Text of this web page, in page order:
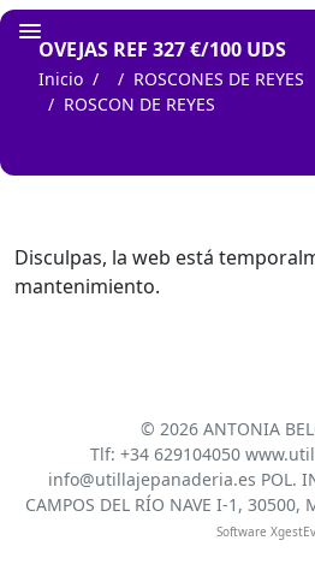
OVEJAS REF 327 €/100 UDS
Inicio
ROSCONES DE REYES
ROSCON DE REYES
Disculpas, la web está
mantenimiento.
© 2026 ANTONIA
Tlf: +34 629104050
info@utillajepanaderia.es POL.
CAMPOS DEL RÍO NAVE I-1, 30500,
Software